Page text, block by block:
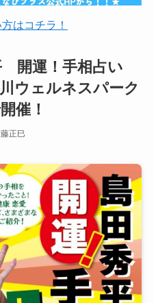
はコチラ！
開運！手相占い
ウェルネスパーク
催！
正巳